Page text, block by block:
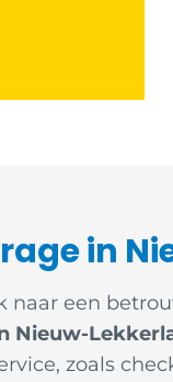
in
naar een
Nieuw-
zoals